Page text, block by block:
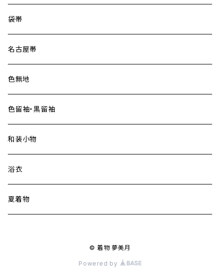
大島紬
袋帯
名古屋帯
色無地
色留袖・黒留袖
和装小物
浴衣
夏着物
© 着物 夢美月
Powered by